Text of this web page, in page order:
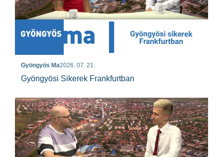
Gyöngyös Ma2026. 07. 21.
Gyöngyösi Sikerek Frankfurtban